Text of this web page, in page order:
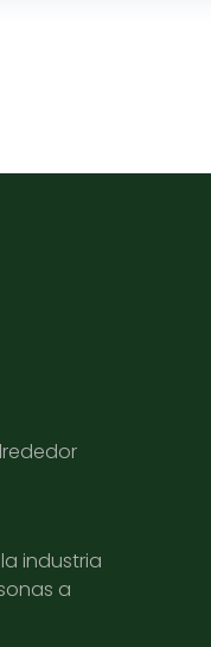
industria
a